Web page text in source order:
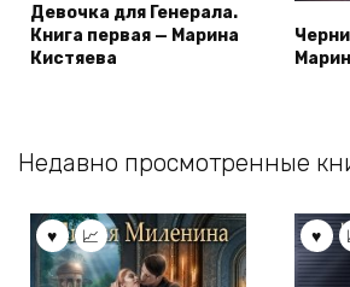
Девочка для Генерала.
Книга первая — Марина
Кистяева
Недавно просмотренные